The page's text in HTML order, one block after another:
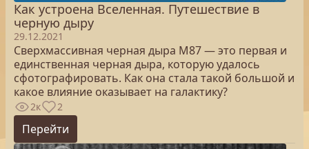
Как устроена Вселенная. Путешествие в
черную дыру
29.12.2021
Сверхмассивная черная дыра М87 — это первая и
единственная черная дыра, которую удалось
сфотографировать. Как она стала такой большой и
какое влияние оказывает на галактику?
2к 2
Перейти